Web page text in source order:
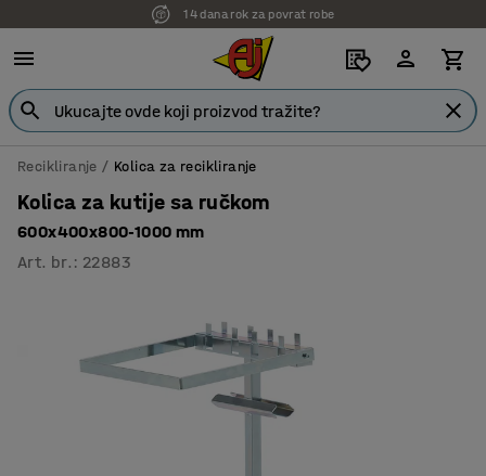
14 dana rok za povrat robe
Recikliranje Kolica za recikliranje
Kolica za kutije sa ručkom
600x400x800-1000 mm
Art. br. : 22883